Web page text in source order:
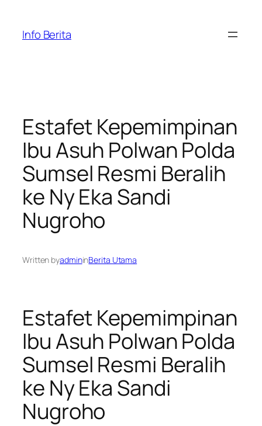
content
Info Berita
Estafet Kepemimpinan
Ibu Asuh Polwan Polda
Sumsel Resmi Beralih
ke Ny Eka Sandi
Nugroho
Written byadmininBerita Utama
Estafet Kepemimpinan
Ibu Asuh Polwan Polda
Sumsel Resmi Beralih
ke Ny Eka Sandi
Nugroho